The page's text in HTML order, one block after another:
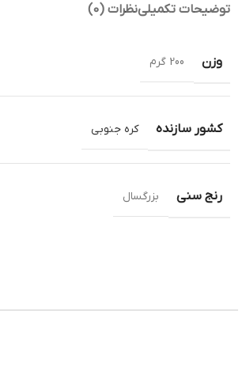
توضیحات تکمیلینظرات (0)
وزن 200 گرم
کشور سازنده کره جنوبی
رنج سنی بزرگسال